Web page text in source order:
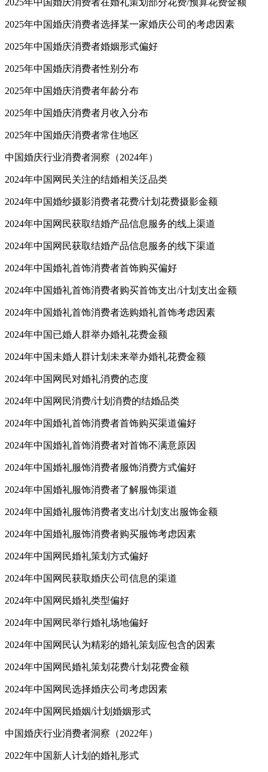
2025年中国婚庆消费者在婚礼策划部分花费/预算花费金额
2025年中国婚庆消费者选择某一家婚庆公司的考虑因素
2025年中国婚庆消费者婚姻形式偏好
2025年中国婚庆消费者性别分布
2025年中国婚庆消费者年龄分布
2025年中国婚庆消费者月收入分布
2025年中国婚庆消费者常住地区
中国婚庆行业消费者洞察（2024年）
2024年中国网民关注的结婚相关泛品类
2024年中国婚纱摄影消费者花费/计划花费摄影金额
2024年中国网民获取结婚产品信息服务的线上渠道
2024年中国网民获取结婚产品信息服务的线下渠道
2024年中国婚礼首饰消费者首饰购买偏好
2024年中国婚礼首饰消费者购买首饰支出/计划支出金额
2024年中国婚礼首饰消费者选购婚礼首饰考虑因素
2024年中国已婚人群举办婚礼花费金额
2024年中国未婚人群计划未来举办婚礼花费金额
2024年中国网民对婚礼消费的态度
2024年中国网民消费/计划消费的结婚品类
2024年中国婚礼首饰消费者首饰购买渠道偏好
2024年中国婚礼首饰消费者对首饰不满意原因
2024年中国婚礼服饰消费者服饰消费方式偏好
2024年中国婚礼服饰消费者了解服饰渠道
2024年中国婚礼服饰消费者支出/计划支出服饰金额
2024年中国婚礼服饰消费者购买服饰考虑因素
2024年中国网民婚礼策划方式偏好
2024年中国网民获取婚庆公司信息的渠道
2024年中国网民婚礼类型偏好
2024年中国网民举行婚礼场地偏好
2024年中国网民认为精彩的婚礼策划应包含的因素
2024年中国网民婚礼策划花费/计划花费金额
2024年中国网民选择婚庆公司考虑因素
2024年中国网民婚姻/计划婚姻形式
中国婚庆行业消费者洞察（2022年）
2022年中国新人计划的婚礼形式